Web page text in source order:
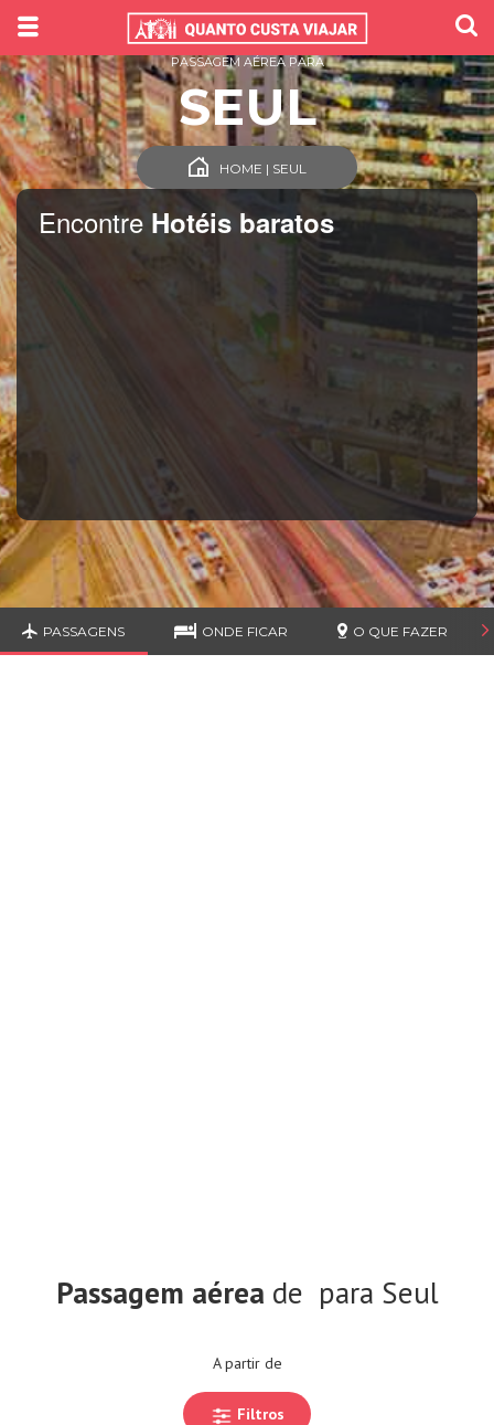
Encontre Hotéis baratos
PASSAGEM AÉREA PARA
SEUL
HOME | SEUL
PASSAGENS ONDE FICAR O QUE FAZER
Passagem aérea de para Seul
A partir de
Filtros